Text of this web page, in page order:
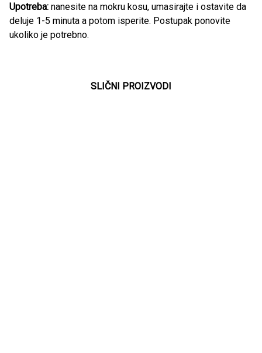
Upotreba: nanesite na mokru kosu, umasirajte i ostavite da
deluje 1-5 minuta a potom isperite. Postupak ponovite
ukoliko je potrebno.
SLIČNI PROIZVODI